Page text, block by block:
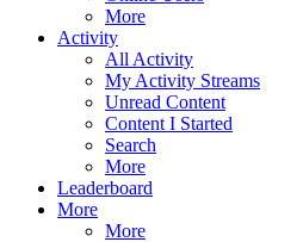
More
Activity
All Activity
My Activity Streams
Unread Content
Content I Started
Search
More
Leaderboard
More
More